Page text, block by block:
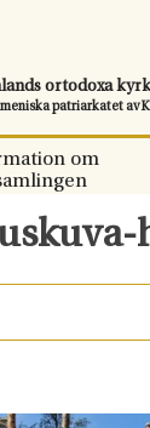
ortodoxa
patriarkatet av
om